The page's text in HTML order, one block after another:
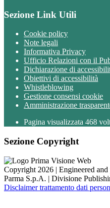
Sezione Link Utili
Cookie policy
Note legali
Informativa Privacy
Ufficio Relazioni con il
Dichiarazione di
Obiettivi di accessibilità
Whistleblowing
Gestione consensi cookie
Amministrazione
Pagina visualizzata 468
Sezione Copyright
Copyright 2026 | Engineered
Parma S.p.A. | Divisione
Disclaimer trattamento dati